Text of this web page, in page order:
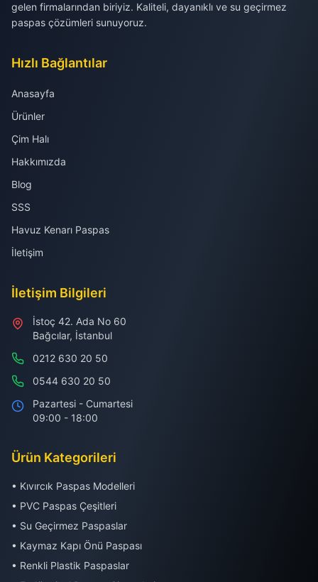
gelen firmalarından biriyiz. Kaliteli, dayanıklı ve su geçirmez
paspas çözümleri sunuyoruz.
Hızlı Bağlantılar
Anasayfa
Ürünler
Çim Halı
Hakkımızda
Blog
SSS
Havuz Kenarı Paspas
İletişim
İletişim Bilgileri
İstoç 42. Ada No 60
Bağcılar, İstanbul
0212 630 20 50
0544 630 20 50
Pazartesi - Cumartesi
09:00 - 18:00
Ürün Kategorileri
• Kıvırcık Paspas Modelleri
• PVC Paspas Çeşitleri
• Su Geçirmez Paspaslar
• Kaymaz Kapı Önü Paspası
• Renkli Plastik Paspaslar